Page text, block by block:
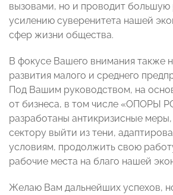
вызовами, но и проводит большую
усилению суверенитета нашей
сфер жизни общества.
В фокусе Вашего внимания также
развития малого и среднего
Под Вашим руководством, на
от бизнеса, в том числе «ОПОРЫ
разработаны антикризисные
сектору выйти из тени,
условиям, продолжить свою
рабочие места на благо нашей
Желаю Вам дальнейших успехов,